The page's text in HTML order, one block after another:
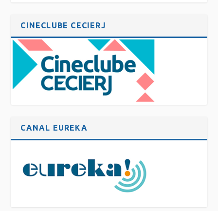
CINECLUBE CECIERJ
CANAL EUREKA